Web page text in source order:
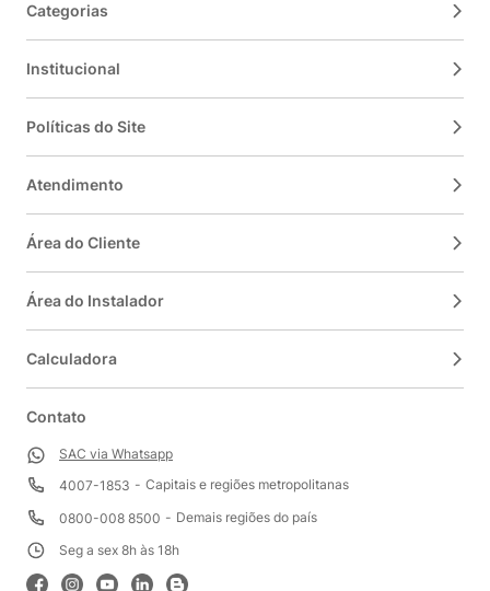
Categorias
Institucional
Políticas do Site
Atendimento
Área do Cliente
Área do Instalador
Calculadora
Contato
SAC via Whatsapp
4007-1853
Capitais e regiões metropolitanas
0800-008 8500
Demais regiões do país
Seg a sex 8h às 18h